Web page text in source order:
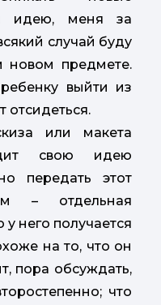
идею, меня за
случай буду
новом предмете.
выйти из
отсидеться.
или макета
свою идею
передать этот
– отдельная
у него получается
на то, что он
пора обсуждать,
что